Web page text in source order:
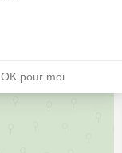
OK pour moi